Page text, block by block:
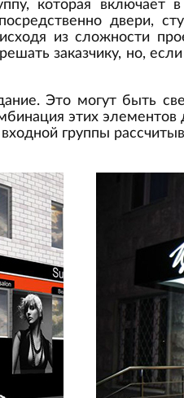
которая включает
двери,
из сложности
заказчику, но,
Это могут быть
этих
группы